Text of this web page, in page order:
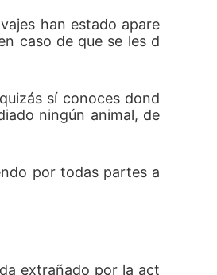
han estado apare
caso de que se les d
sí conoces dond
ningún animal, de
por todas partes a
extrañado por la act